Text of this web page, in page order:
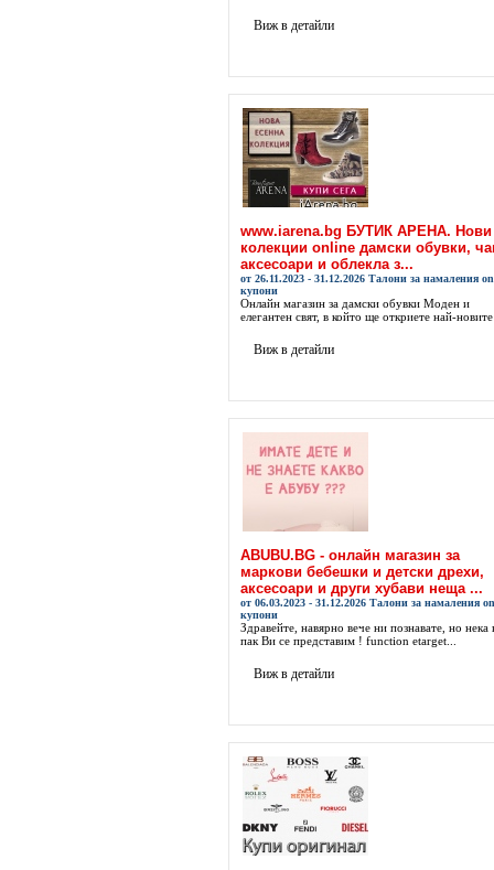
Виж в детайли
www.iarena.bg БУТИК АРЕНА. Нови
колекции online дамски обувки,
аксесоари и облекла з...
от 26.11.2023 - 31.12.2026 Талони за намаления
купони
Онлайн магазин за дамски обувки Моден и
елегантен свят, в който ще откриете най-
Виж в детайли
ABUBU.BG - онлайн магазин за
маркови бебешки и детски дрехи,
аксесоари и други хубави неща ...
от 06.03.2023 - 31.12.2026 Талони за намаления
купони
Здравейте, навярно вече ни познавате, но нека
пак Ви се представим ! function etarget...
Виж в детайли